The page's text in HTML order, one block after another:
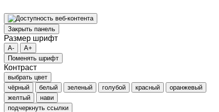
Закрыть панель
Размер шрифт
A-
A+
Поменять шрифт
Контраст
выбрать цвет
чёрный
белый зеленый голубой красный
оранжевый
желтый
нави
подчеркнуть ссылки